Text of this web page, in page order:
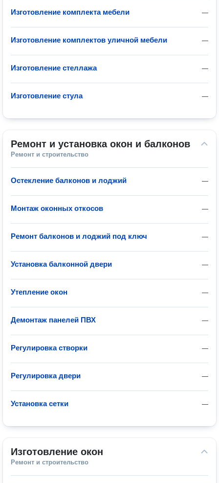
—
Изготовление комплекта мебели
—
Изготовление комплектов уличной мебели
—
Изготовление стеллажа
—
Изготовление стула
Ремонт и установка окон и балконов
Ремонт и строительство
—
Остекление балконов и лоджий
—
Монтаж оконных откосов
—
Ремонт балконов и лоджий под ключ
—
Установка балконной двери
—
Утепление окон
—
Демонтаж панелей ПВХ
—
Регулировка створки
—
Регулировка двери
—
Установка сетки
Изготовление окон
Ремонт и строительство